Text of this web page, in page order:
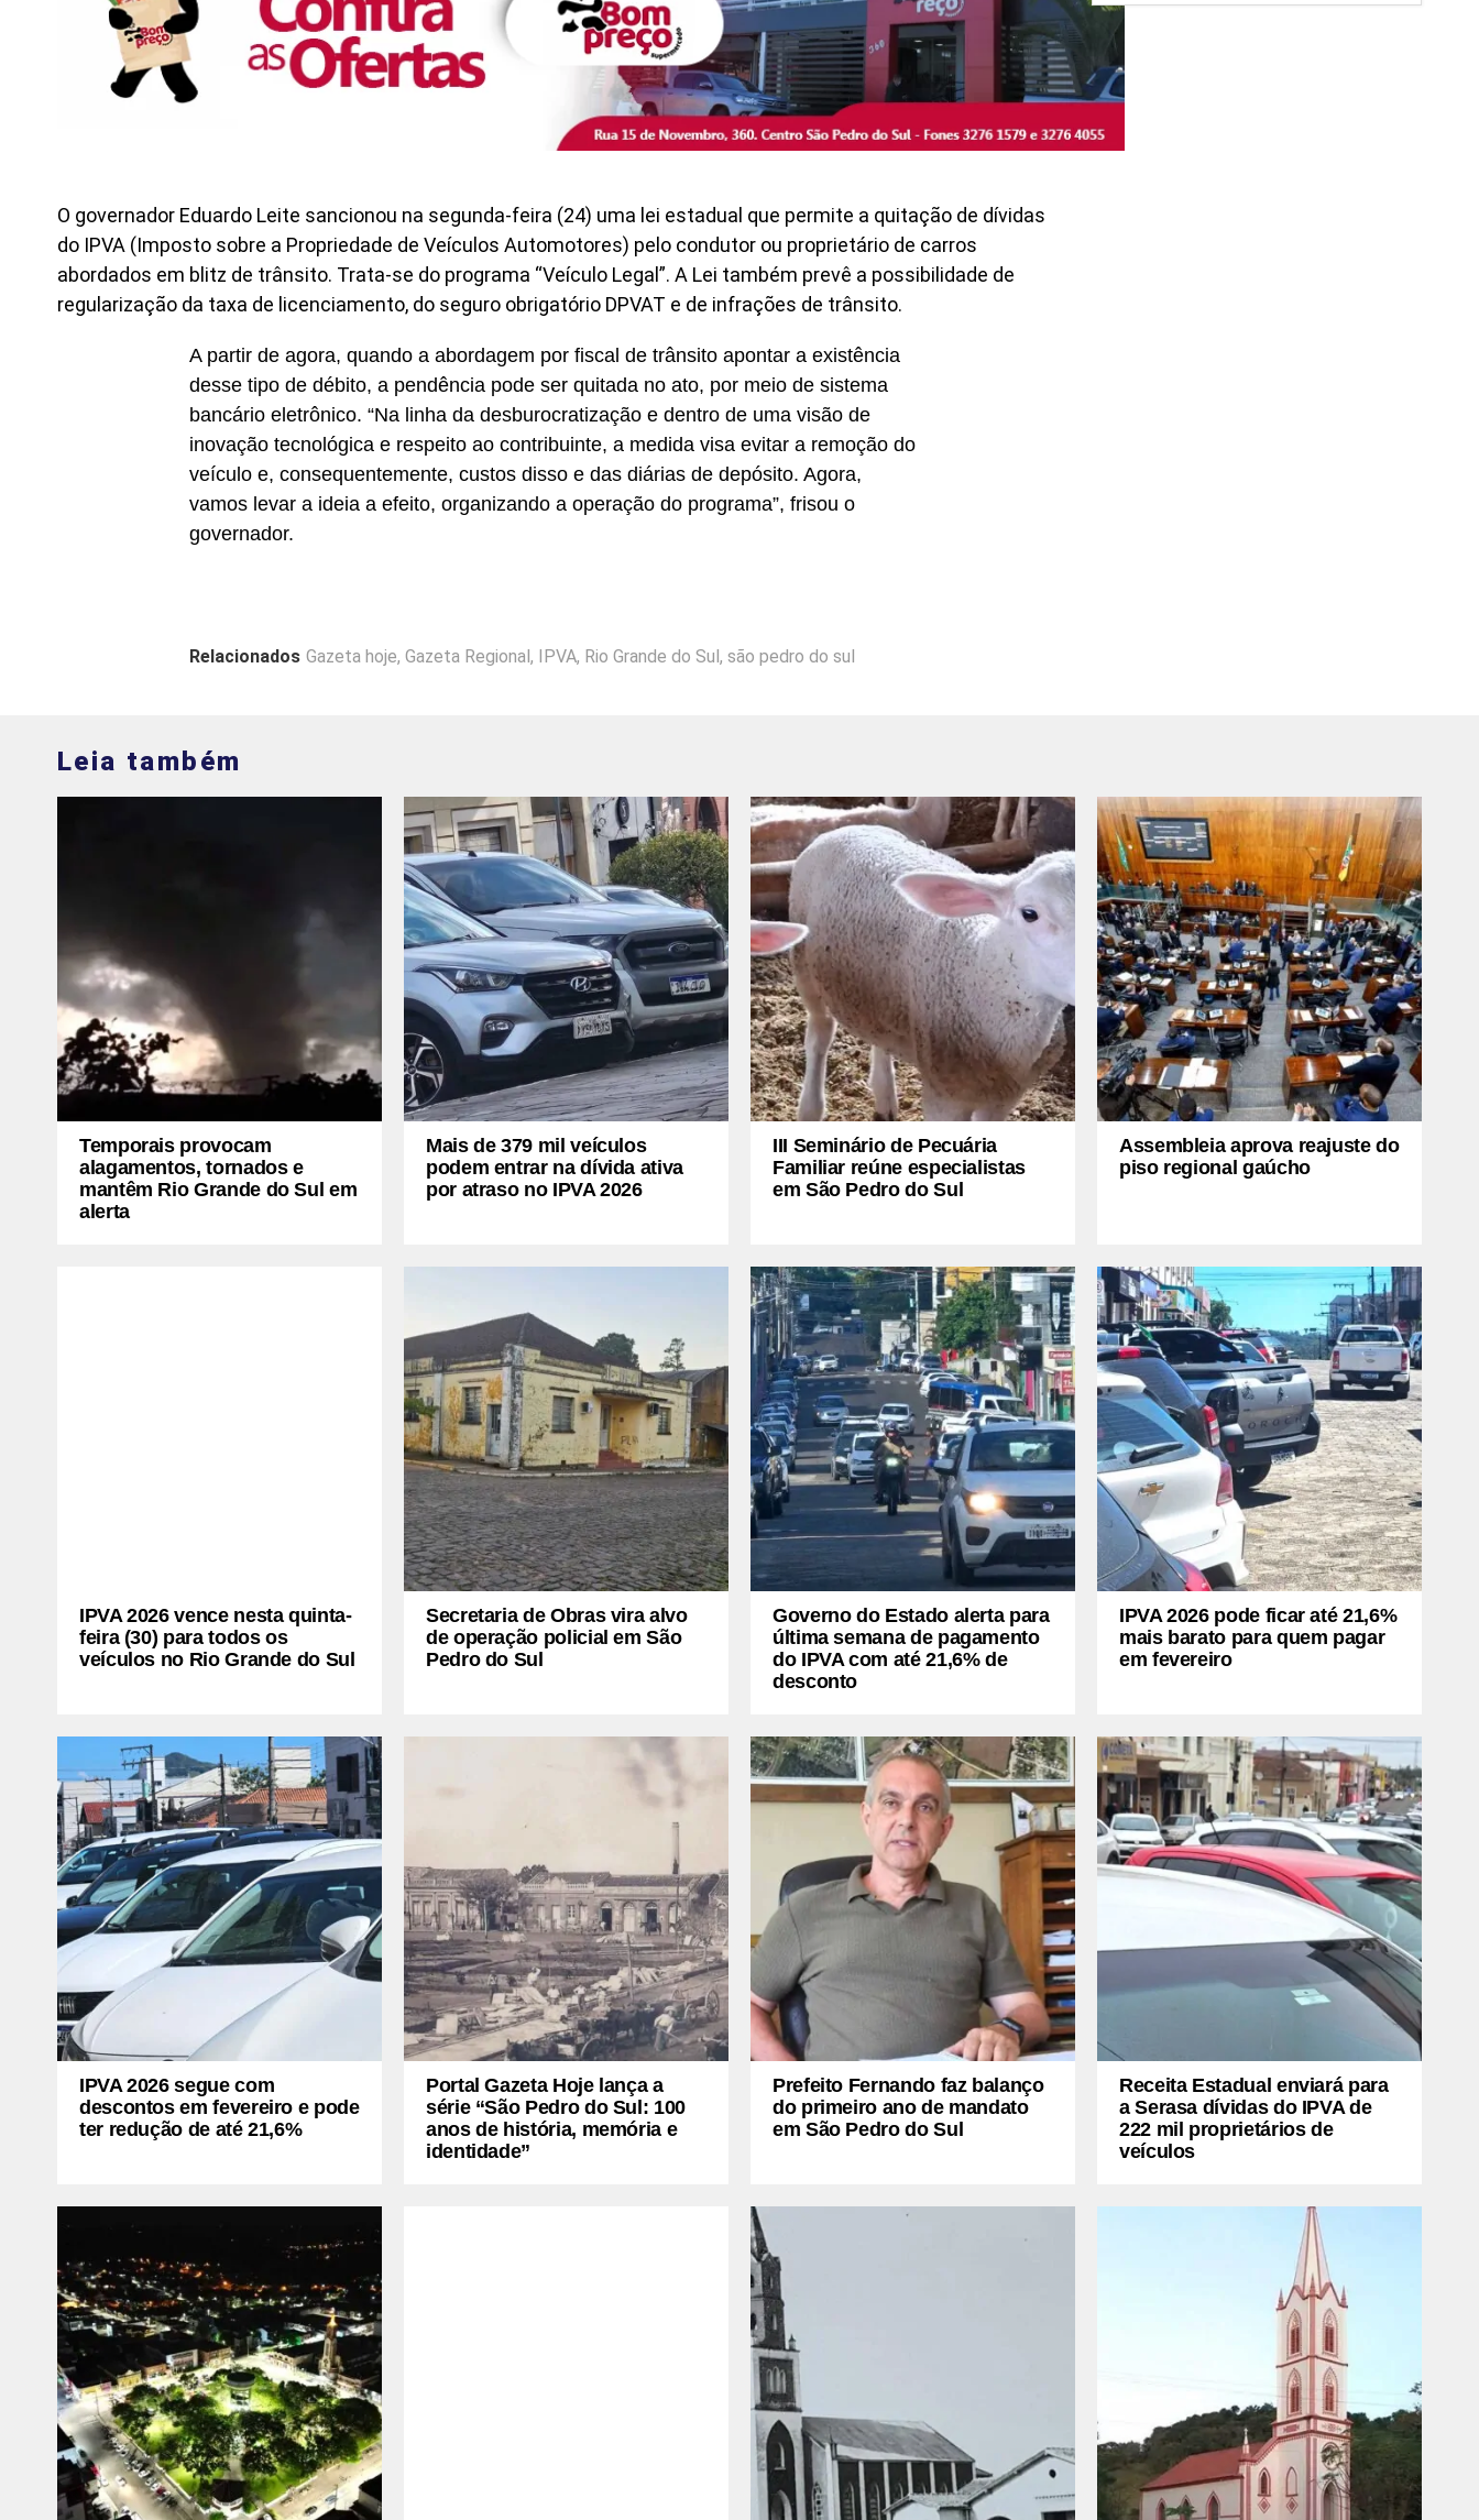
O governador Eduardo Leite sancionou na segunda-feira (24) uma lei estadual que permite a quitação de dívidas
do IPVA (Imposto sobre a Propriedade de Veículos Automotores) pelo condutor ou proprietário de carros
abordados em blitz de trânsito. Trata-se do programa “Veículo Legal”. A Lei também prevê a possibilidade de
regularização da taxa de licenciamento, do seguro obrigatório DPVAT e de infrações de trânsito.
A partir de agora, quando a abordagem por fiscal de trânsito apontar a existência
desse tipo de débito, a pendência pode ser quitada no ato, por meio de sistema
bancário eletrônico. “Na linha da desburocratização e dentro de uma visão de
inovação tecnológica e respeito ao contribuinte, a medida visa evitar a remoção do
veículo e, consequentemente, custos disso e das diárias de depósito. Agora,
vamos levar a ideia a efeito, organizando a operação do programa”, frisou o
governador.
Relacionados Gazeta hoje, Gazeta Regional, IPVA, Rio Grande do Sul, são pedro do sul
Leia também
Temporais provocam
alagamentos, tornados e
mantêm Rio Grande do Sul em
alerta
Mais de 379 mil veículos
podem entrar na dívida ativa
por atraso no IPVA 2026
III Seminário de Pecuária
Familiar reúne especialistas
em São Pedro do Sul
Assembleia aprova reajuste do
piso regional gaúcho
IPVA 2026 vence nesta quinta-
feira (30) para todos os
veículos no Rio Grande do Sul
Secretaria de Obras vira alvo
de operação policial em São
Pedro do Sul
Governo do Estado alerta para
última semana de pagamento
do IPVA com até 21,6% de
desconto
IPVA 2026 pode ficar até 21,6%
mais barato para quem pagar
em fevereiro
IPVA 2026 segue com
descontos em fevereiro e pode
ter redução de até 21,6%
Portal Gazeta Hoje lança a
série “São Pedro do Sul: 100
anos de história, memória e
identidade”
Prefeito Fernando faz balanço
do primeiro ano de mandato
em São Pedro do Sul
Receita Estadual enviará para
a Serasa dívidas do IPVA de
222 mil proprietários de
veículos